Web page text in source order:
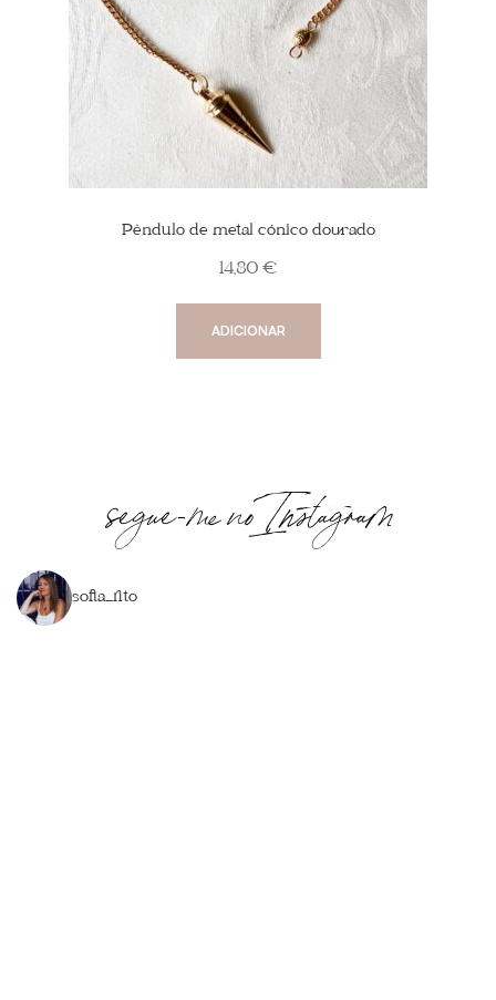
Pêndulo de metal cónico dourado
14,80 €
ADICIONAR
segue-me no Instagram
sofia_rito